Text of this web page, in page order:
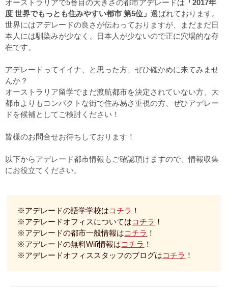
オーストラリアで5番目の大きさの都市アデレードは 「2017年
度 世界でもっとも住みやすい都市 第5位」 選ばれております。
世界にはアデレードの良さが伝わっておりますが、まだまだ日
本人には馴染みが少なく、日本人が少ないので正に穴場的な存
在です。
アデレードってイイナ、と思った方、ぜひ確かめに来てみませ
んか？
オーストラリア留学でまだ渡航都市を決定されていない方、大
都市よりもコンパクトな街で住み易さ重視の方、ぜひアデレー
ドを候補としてご検討ください！
皆様のお問合せお待ちしております！
以下からアデレード都市情報もご確認頂けますので、情報収集
にお役立てください。
※アデレードの語学学校はコチラ ！
※アデレードオフィスについてはコチラ ！
※アデレードの都市一般情報はコチラ ！
※アデレードの無料Wifi情報はコチラ ！
※アデレードオフィススタッフのブログはコチラ ！